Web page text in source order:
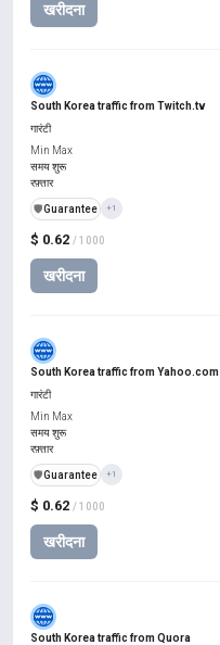
खरीदना
South Korea traffic from Twitch.tv
$ 0.62 / 1000
खरीदना
गारंटी
Min Max
समय शुरू
रफ़्तार
️🛡️Guarantee +1
South Korea traffic from Yahoo.com
$ 0.62 / 1000
खरीदना
गारंटी
Min Max
समय शुरू
रफ़्तार
️🛡️Guarantee +1
South Korea traffic from Quora